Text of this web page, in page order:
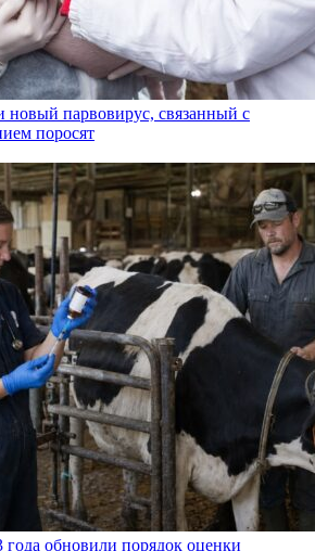
парвовирус, связанный с
поросят
обновили порядок оценки